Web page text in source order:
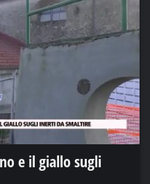
e il giallo sugli